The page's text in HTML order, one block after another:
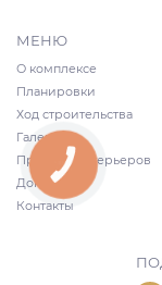
МЕНЮ
О комплексе
Планировки
Ход строительства
Галерея
Проекты интерьеров
Документы
Контакты
КНОПКА
СВЯЗИ